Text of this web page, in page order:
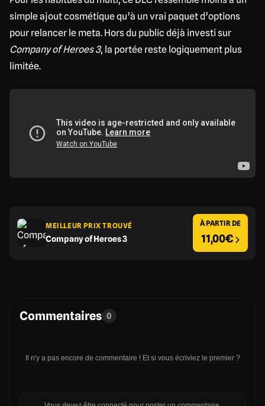
simple ajout cosmétique qu’à un vrai paquet d’options
pour relancer le meta. Hors du public déjà investi sur
Company of Heroes 3, la portée reste logiquement plus
limitée.
MEILLEUR PRIX TROUVÉ
Company of Heroes 3
À PARTIR DE
11,00€
Commentaires 0
Il n'y a pas encore de commentaire ! Et si vous écriviez le premier ?